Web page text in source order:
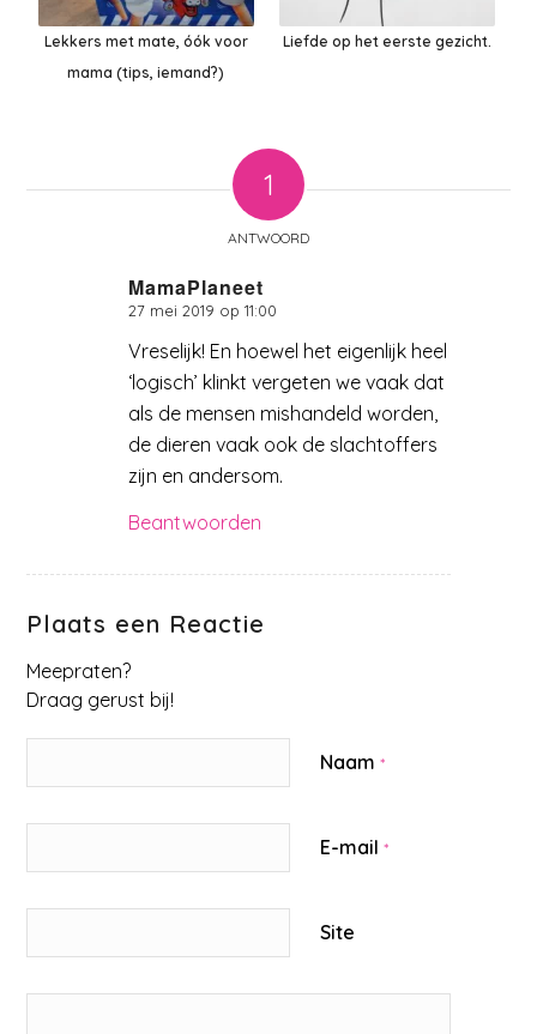
Lekkers met mate, óók voor
mama (tips, iemand?)
Liefde op het eerste gezicht.
1
ANTWOORD
MamaPlaneet
zegt:
27 mei 2019 op 11:00
Vreselijk! En hoewel het eigenlijk heel
‘logisch’ klinkt vergeten we vaak dat
als de mensen mishandeld worden,
de dieren vaak ook de slachtoffers
zijn en andersom.
Beantwoorden
Plaats een Reactie
Meepraten?
Draag gerust bij!
Naam*
E-mail*
Site